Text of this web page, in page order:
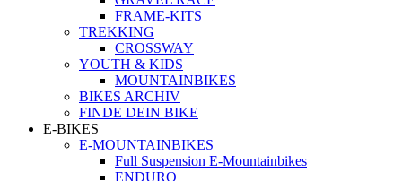
FRAME-KITS
TREKKING
CROSSWAY
YOUTH & KIDS
MOUNTAINBIKES
BIKES ARCHIV
FINDE DEIN BIKE
E-BIKES
E-MOUNTAINBIKES
Full Suspension E-Mountainbikes
ENDURO